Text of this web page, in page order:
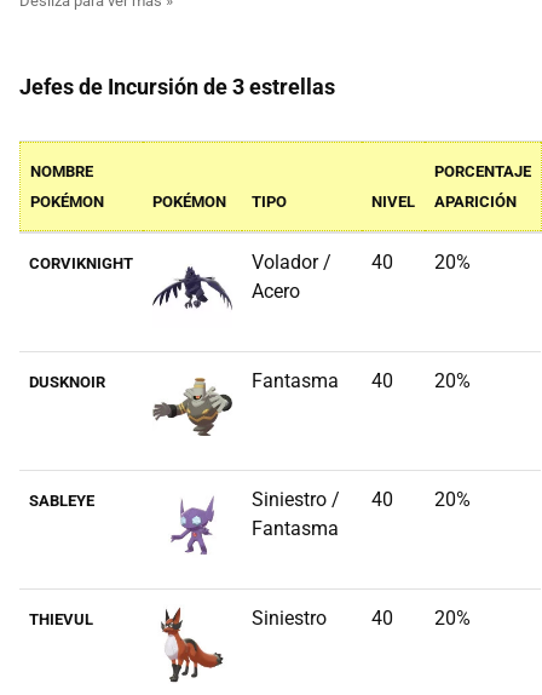
Jefes de Incursión de 3 estrellas
NOMBRE
POKÉMON
POKÉMON TIPO NIVEL
PORCENTAJE
APARICIÓN
CORVIKNIGHT
Volador /
Acero
40 20%
DUSKNOIR Fantasma 40 20%
SABLEYE
Siniestro /
Fantasma
40 20%
THIEVUL Siniestro 40 20%